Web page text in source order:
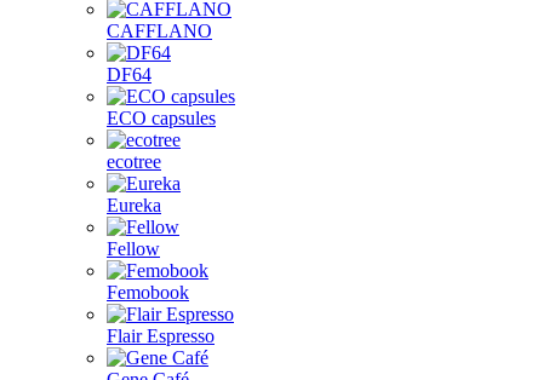
CAFFLANO
DF64
ECO capsules
ecotree
Eureka
Fellow
Femobook
Flair Espresso